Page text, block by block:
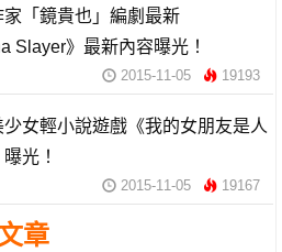
家「鏡貴也」編劇最新
Slayer》最新內容曝光！
2015-11-05 19193
少女輕小說遊戲《我的女朋友是人
光！
2015-11-05 19167
章